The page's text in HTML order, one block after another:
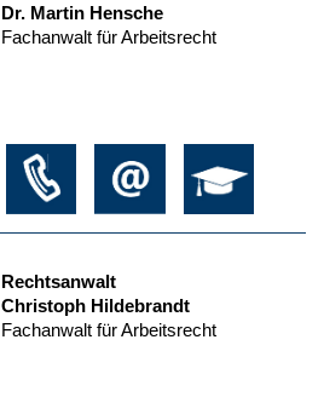
Dr. Martin Hensche
Fachanwalt für Arbeitsrecht
Rechtsanwalt
Christoph Hildebrandt
Fachanwalt für Arbeitsrecht